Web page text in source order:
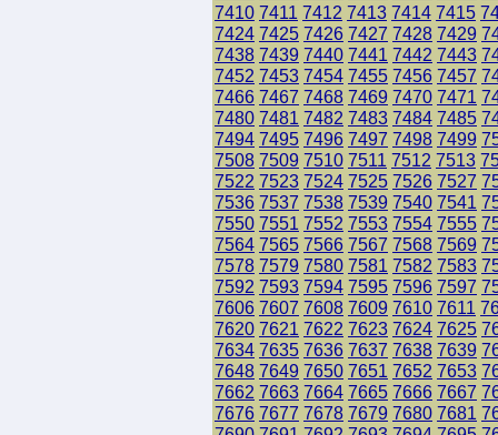
7410 7411 7412 7413 7414 7415
7424 7425 7426 7427 7428 7429
7438 7439 7440 7441 7442 7443
7452 7453 7454 7455 7456 7457
7466 7467 7468 7469 7470 7471
7480 7481 7482 7483 7484 7485
7494 7495 7496 7497 7498 7499
7508 7509 7510 7511 7512 7513
7522 7523 7524 7525 7526 7527
7536 7537 7538 7539 7540 7541
7550 7551 7552 7553 7554 7555
7564 7565 7566 7567 7568 7569
7578 7579 7580 7581 7582 7583
7592 7593 7594 7595 7596 7597
7606 7607 7608 7609 7610 7611
7620 7621 7622 7623 7624 7625
7634 7635 7636 7637 7638 7639
7648 7649 7650 7651 7652 7653
7662 7663 7664 7665 7666 7667
7676 7677 7678 7679 7680 7681